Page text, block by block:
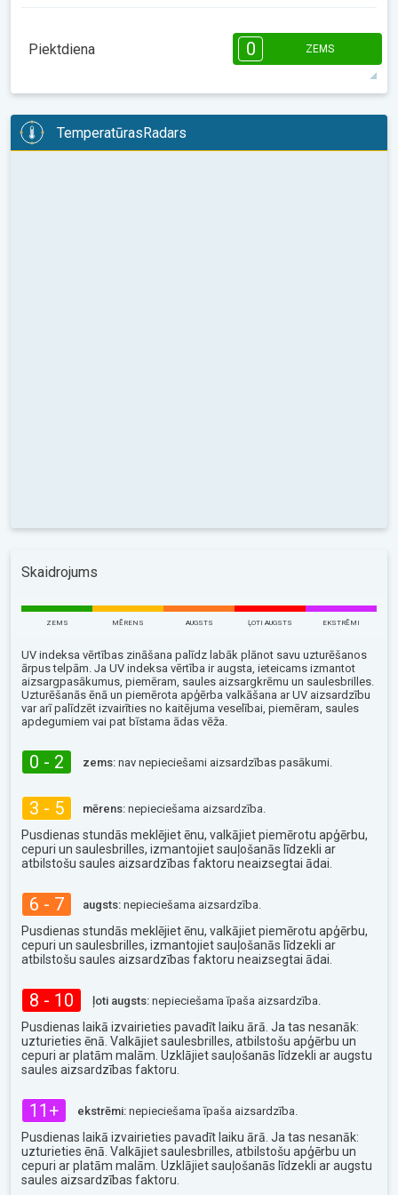
14:00
Piektdiena 0 ZEMS
08:00
0 h 07:55 18:33 10°
TemperatūrasRadars
Skaidrojums
ZEMS MĒRENS AUGSTS ĻOTI AUGSTS EKSTRĒMI
UV indeksa vērtības zināšana palīdz labāk plānot savu uzturēšanos
ārpus telpām. Ja UV indeksa vērtība ir augsta, ieteicams izmantot
aizsargpasākumus, piemēram, saules aizsargkrēmu un saulesbrilles.
Uzturēšanās ēnā un piemērota apģērba valkāšana ar UV aizsardzību
var arī palīdzēt izvairīties no kaitējuma veselībai, piemēram, saules
apdegumiem vai pat bīstama ādas vēža.
0 - 2 zems: nav nepieciešami aizsardzības pasākumi.
3 - 5 mērens: nepieciešama aizsardzība.
Pusdienas stundās meklējiet ēnu, valkājiet piemērotu apģērbu,
cepuri un saulesbrilles, izmantojiet sauļošanās līdzekli ar
atbilstošu saules aizsardzības faktoru neaizsegtai ādai.
6 - 7 augsts: nepieciešama aizsardzība.
Pusdienas stundās meklējiet ēnu, valkājiet piemērotu apģērbu,
cepuri un saulesbrilles, izmantojiet sauļošanās līdzekli ar
atbilstošu saules aizsardzības faktoru neaizsegtai ādai.
8 - 10 ļoti augsts: nepieciešama īpaša aizsardzība.
Pusdienas laikā izvairieties pavadīt laiku ārā. Ja tas nesanāk:
uzturieties ēnā. Valkājiet saulesbrilles, atbilstošu apģērbu un
cepuri ar platām malām. Uzklājiet sauļošanās līdzekli ar augstu
saules aizsardzības faktoru.
11+ ekstrēmi: nepieciešama īpaša aizsardzība.
Pusdienas laikā izvairieties pavadīt laiku ārā. Ja tas nesanāk:
uzturieties ēnā. Valkājiet saulesbrilles, atbilstošu apģērbu un
cepuri ar platām malām. Uzklājiet sauļošanās līdzekli ar augstu
saules aizsardzības faktoru.